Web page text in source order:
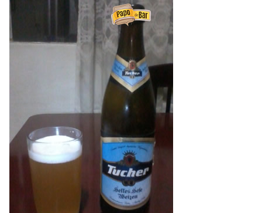
para
conteúdo